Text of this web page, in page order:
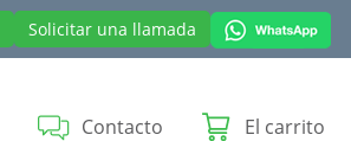
Solicitar una llamada
Contacto El carrito